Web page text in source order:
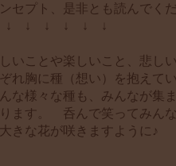
セプト、是非とも読んでく
↓ ↓ ↓ ↓ ↓ ↓
いことや楽しいこと、悲し
れ胸に種（想い）を抱えてい
な様々な種も、みんなが集
ます。 呑んで笑ってみんな
きな花が咲きますように♪